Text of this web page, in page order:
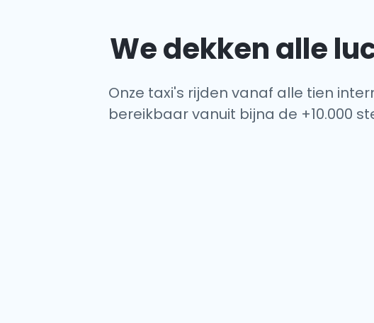
We dekken alle
Onze taxi's rijden vanaf alle tien
bereikbaar vanuit bijna de +10.000